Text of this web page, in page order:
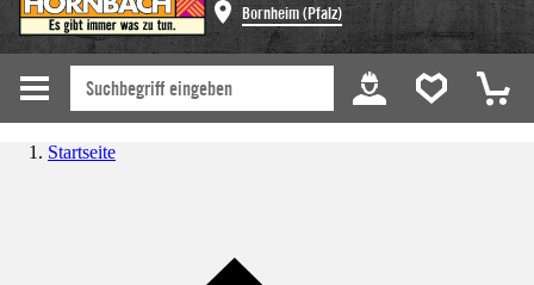
Bornheim (Pfalz)
Startseite